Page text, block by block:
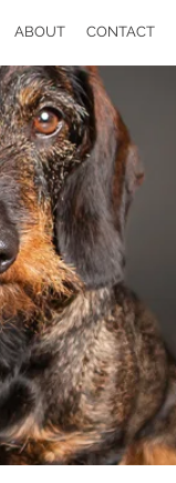
ABOUT CONTACT